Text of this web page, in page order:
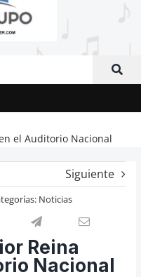
el Auditorio Nacional
Siguiente
Noticias
Reina
Nacional